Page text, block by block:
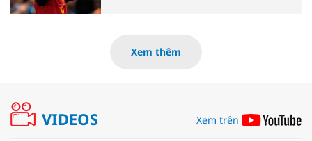
Xem thêm
VIDEOS Xem trên